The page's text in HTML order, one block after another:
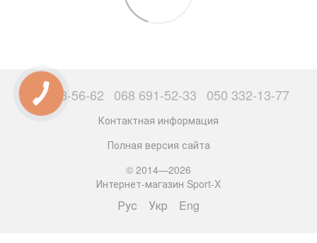
063 503-56-62 068 691-52-33 050 332-13-77
Контактная информация
Полная версия сайта
© 2014—2026
Интернет-магазин Sport-X
Рус Укр Eng